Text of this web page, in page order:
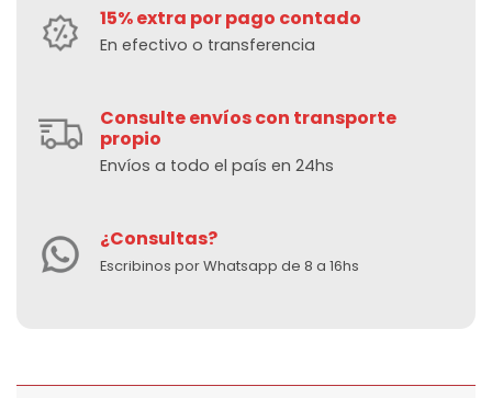
15% extra por pago contado
En efectivo o transferencia
Consulte envíos con transporte
propio
Envíos a todo el país en 24hs
¿Consultas?
Escribinos por Whatsapp de 8 a 16hs